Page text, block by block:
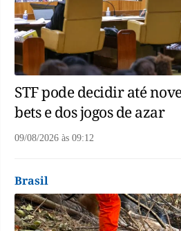
STF pode decidir até
bets e dos jogos de azar
09/08/2026 às 09:12
Brasil